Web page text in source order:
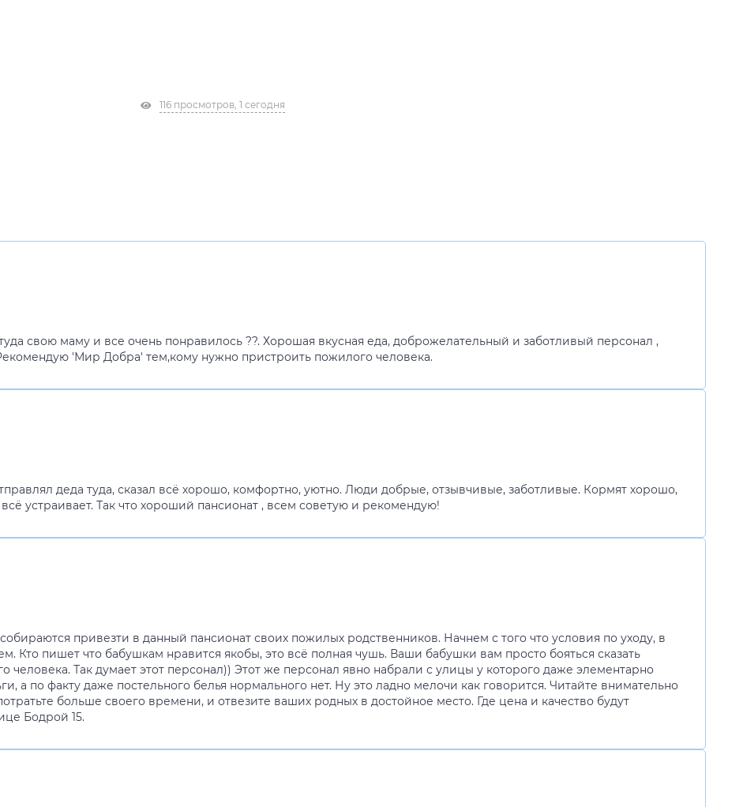
116 просмотров, 1 сегодня
свою маму и все очень понравилось ??. Хорошая вкусная еда, доброжелательный и заботливый персонал ,
'Мир Добра' тем,кому нужно пристроить пожилого человека.
деда туда, сказал всё хорошо, комфортно, уютно. Люди добрые, отзывчивые, заботливые. Кормят хорошо,
устраивает. Так что хороший пансионат , всем советую и рекомендую!
привезти в данный пансионат своих пожилых родственников. Начнем с того что условия по уходу, в
Кто пишет что бабушкам нравится якобы, это всё полная чушь. Ваши бабушки вам просто бояться сказать
человека. Так думает этот персонал)) Этот же персонал явно набрали с улицы у которого даже элементарно
а по факту даже постельного белья нормального нет. Ну это ладно мелочи как говорится. Читайте внимательно
больше своего времени, и отвезите ваших родных в достойное место. Где цена и качество будут
Бодрой 15.